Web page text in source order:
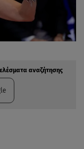
αναζήτησης